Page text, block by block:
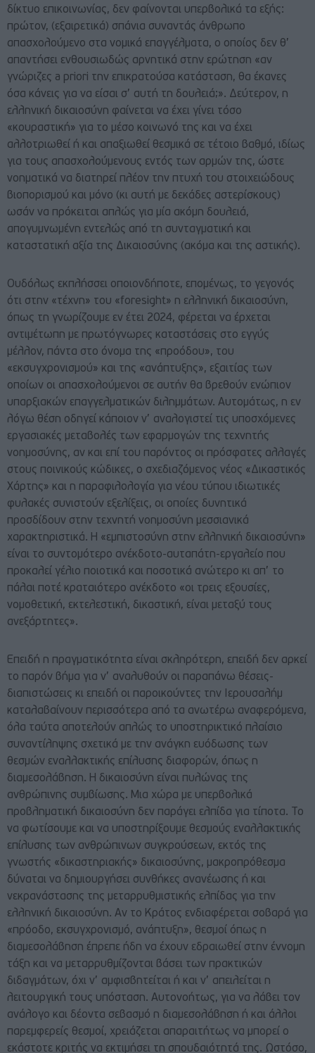
δίκτυο επικοινωνίας, δεν φαίνονται υπερβολικά τα εξής:
πρώτον, (εξαιρετικά) σπάνια συναντάς άνθρωπο
απασχολούμενο στα νομικά επαγγέλματα, ο οποίος δεν θ’
απαντήσει ενθουσιωδώς αρνητικά στην ερώτηση «αν
γνώριζες a priori την επικρατούσα κατάσταση, θα έκανες
όσα κάνεις για να είσαι σ’ αυτή τη δουλειά;». Δεύτερον, η
ελληνική δικαιοσύνη φαίνεται να έχει γίνει τόσο
«κουραστική» για το μέσο κοινωνό της και να έχει
αλλοτριωθεί ή και απαξιωθεί θεσμικά σε τέτοιο βαθμό, ιδίως
για τους απασχολούμενους εντός των αρμών της, ώστε
νοηματικά να διατηρεί πλέον την πτυχή του στοιχειώδους
βιοπορισμού και μόνο (κι αυτή με δεκάδες αστερίσκους)
ωσάν να πρόκειται απλώς για μία ακόμη δουλειά,
απογυμνωμένη εντελώς από τη συνταγματική και
καταστατική αξία της Δικαιοσύνης (ακόμα και της αστικής).
Ουδόλως εκπλήσσει οποιονδήποτε, επομένως, το γεγονός
ότι στην «τέχνη» του «foresight» η ελληνική δικαιοσύνη,
όπως τη γνωρίζουμε εν έτει 2024, φέρεται να έρχεται
αντιμέτωπη με πρωτόγνωρες καταστάσεις στο εγγύς
μέλλον, πάντα στο όνομα της «προόδου», του
«εκσυγχρονισμού» και της «ανάπτυξης», εξαιτίας των
οποίων οι απασχολούμενοι σε αυτήν θα βρεθούν ενώπιον
υπαρξιακών επαγγελματικών διλημμάτων. Αυτομάτως, η εν
λόγω θέση οδηγεί κάποιον ν’ αναλογιστεί τις υποσχόμενες
εργασιακές μεταβολές των εφαρμογών της τεχνητής
νοημοσύνης, αν και επί του παρόντος οι πρόσφατες αλλαγές
στους ποινικούς κώδικες, ο σχεδιαζόμενος νέος «Δικαστικός
Χάρτης» και η παραφιλολογία για νέου τύπου ιδιωτικές
φυλακές συνιστούν εξελίξεις, οι οποίες δυνητικά
προσδίδουν στην τεχνητή νοημοσύνη μεσσιανικά
χαρακτηριστικά. Η «εμπιστοσύνη στην ελληνική δικαιοσύνη»
είναι το συντομότερο ανέκδοτο-αυταπάτη-εργαλείο που
προκαλεί γέλιο ποιοτικά και ποσοτικά ανώτερο κι απ’ το
πάλαι ποτέ κραταιότερο ανέκδοτο «οι τρεις εξουσίες,
νομοθετική, εκτελεστική, δικαστική, είναι μεταξύ τους
ανεξάρτητες».
Επειδή η πραγματικότητα είναι σκληρότερη, επειδή δεν αρκεί
το παρόν βήμα για ν’ αναλυθούν οι παραπάνω θέσεις-
διαπιστώσεις κι επειδή οι παροικούντες την Ιερουσαλήμ
καταλαβαίνουν περισσότερα από τα ανωτέρω αναφερόμενα,
όλα ταύτα αποτελούν απλώς το υποστηρικτικό πλαίσιο
συναντίληψης σχετικά με την ανάγκη ευόδωσης των
θεσμών εναλλακτικής επίλυσης διαφορών, όπως η
διαμεσολάβηση. Η δικαιοσύνη είναι πυλώνας της
ανθρώπινης συμβίωσης. Μια χώρα με υπερβολικά
προβληματική δικαιοσύνη δεν παράγει ελπίδα για τίποτα. Το
να φωτίσουμε και να υποστηρίξουμε θεσμούς εναλλακτικής
επίλυσης των ανθρώπινων συγκρούσεων, εκτός της
γνωστής «δικαστηριακής» δικαιοσύνης, μακροπρόθεσμα
δύναται να δημιουργήσει συνθήκες ανανέωσης ή και
νεκρανάστασης της μεταρρυθμιστικής ελπίδας για την
ελληνική δικαιοσύνη. Αν το Κράτος ενδιαφέρεται σοβαρά για
«πρόοδο, εκσυγχρονισμό, ανάπτυξη», θεσμοί όπως η
διαμεσολάβηση έπρεπε ήδη να έχουν εδραιωθεί στην έννομη
τάξη και να μεταρρυθμίζονται βάσει των πρακτικών
διδαγμάτων, όχι ν’ αμφισβητείται ή και ν’ απειλείται η
λειτουργική τους υπόσταση. Αυτονοήτως, για να λάβει τον
ανάλογο και δέοντα σεβασμό η διαμεσολάβηση ή και άλλοι
παρεμφερείς θεσμοί, χρειάζεται απαραιτήτως να μπορεί ο
εκάστοτε κριτής να εκτιμήσει τη σπουδαιότητά της. Ωστόσο,